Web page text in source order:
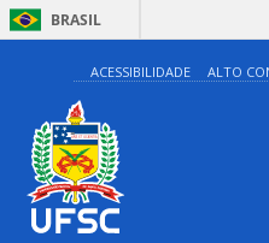
BRASIL
ACESSIBILIDADE ALTO